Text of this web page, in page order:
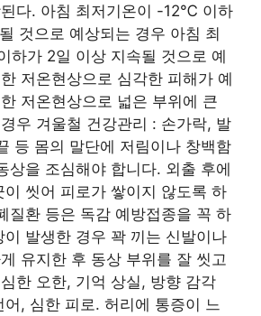
다. 아침 최저기온이 -12℃ 이하
것으로 예상되는 경우 아침 최
가 2일 이상 지속될 것으로 예
저온현상으로 심각한 피해가 예
저온현상으로 넓은 부위에 큰
우 겨울철 건강관리 : 손가락, 발
등 몸의 말단에 저림이나 창백함
상을 조심해야 합니다. 외출 후에
이 씻어 피로가 쌓이지 않도록 하
질환 등은 독감 예방접종을 꼭 하
이 발생한 경우 꽉 끼는 신발이나
유지한 후 동상 부위를 잘 씻고
한 오한, 기억 상실, 방향 감각
, 심한 피로. 허리에 통증이 느